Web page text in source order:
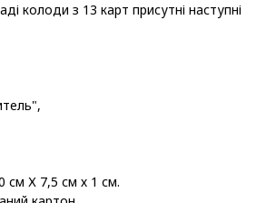
колоди з 13 карт присутні наступні
см Х 7,5 см х 1 см.